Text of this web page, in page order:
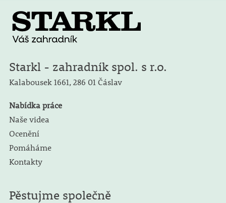
Starkl - zahradník spol. s r.o.
Kalabousek 1661, 286 01 Čáslav
Nabídka práce
Naše videa
Ocenění
Pomáháme
Kontakty
Pěstujme společně